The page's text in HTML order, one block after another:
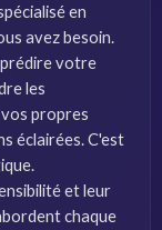
en
avez besoin.
prédire votre
les
propres
éclairées. C'est
et leur
chaque